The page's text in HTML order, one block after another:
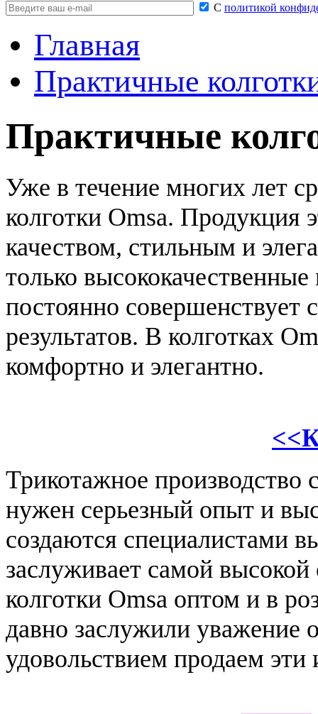
С политикой
Главная
Практичные
Практичные
Уже в течение многих лет
колготки Omsa. Продукция
качеством, стильным и
только
постоянно совершенствует
результатов. В колготках
комфортно и элегантно.
Трикотажное производство
нужен серьезный опыт и
создаются специалистами
заслуживает самой
колготки Оmsa оптом и в
давно заслужили уважение
удовольствием продаем